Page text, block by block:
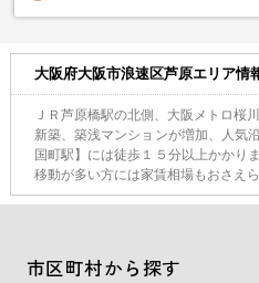
大阪府大阪市浪速区芦原エリア情
ＪＲ芦原橋駅の北側、大阪メトロ桜
新築、築浅マンションが増加、人気
国町駅】には徒歩１５分以上かかり
移動が多い方には家賃相場もおさえ
市区町村から探す